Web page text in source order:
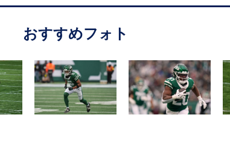
おすすめフォト